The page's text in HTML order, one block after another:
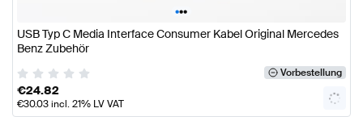
•••
USB Typ C Media Interface Consumer Kabel Original Mercedes
Benz Zubehör
Vorbestellung
€24.82
€30.03incl. 21% LV VAT